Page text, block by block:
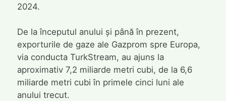
2024.
De la începutul anului și până în prezent,
exporturile de gaze ale Gazprom spre Europa,
via conducta TurkStream, au ajuns la
aproximativ 7,2 miliarde metri cubi, de la 6,6
miliarde metri cubi în primele cinci luni ale
anului trecut.